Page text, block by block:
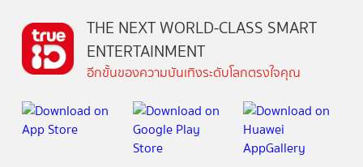
THE NEXT WORLD-CLASS SMART
ENTERTAINMENT
อีกขั้นของความบันเทิงระดับโลกตรงใจคุณ